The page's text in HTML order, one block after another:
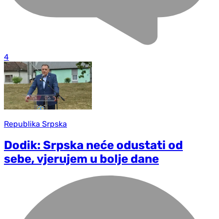
4
Republika Srpska
Dodik: Srpska neće odustati od
sebe, vjerujem u bolje dane